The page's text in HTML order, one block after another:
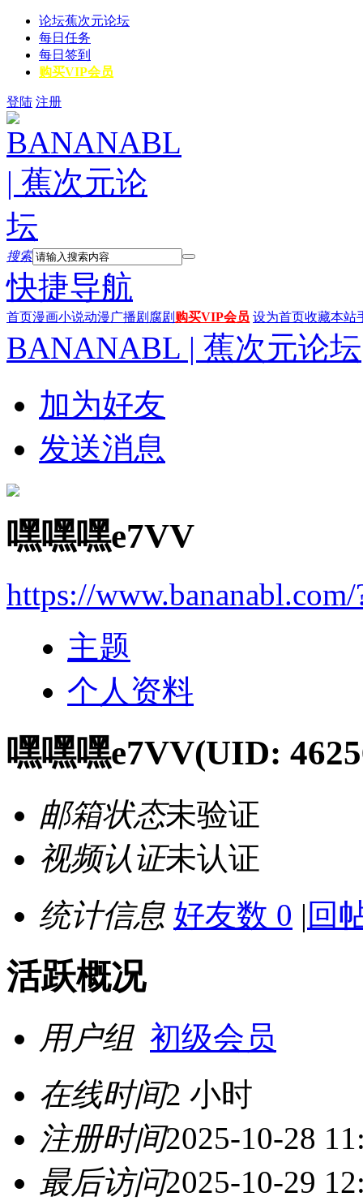
论坛蕉次元论坛
每日任务
每日签到
购买VIP会员
登陆 注册
搜索
快捷导航
首页漫画小说动漫广播剧 腐剧 购买VIP会员 设为首页收藏本站
BANANABL | 蕉次元论坛
加为好友
发送消息
嘿嘿嘿e7VV
https://www.bananabl.com/
主题
个人资料
嘿嘿嘿e7VV(UID:
邮箱状态未验证
视频认证未认证
统计信息 好友数 0 | 回
活跃概况
用户组 初级会员
在线时间2 小时
注册时间2025-10-28
最后访问2025-10-29